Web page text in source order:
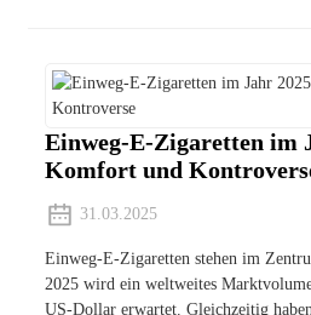
Einweg-E-Zigaretten im
Komfort und
31.03.2025
Einweg-E-Zigaretten stehen im
2025 wird ein weltweites
US-Dollar erwartet. Gleichzeitig